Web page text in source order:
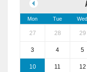
Mon Tue Wed
27 28 29
3 4 5
10 11 12